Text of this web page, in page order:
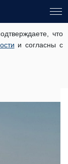
что
и согласны с
бизнес